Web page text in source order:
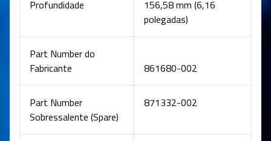
Profundidade
156,58 mm (6,16
polegadas)
Part Number do
Fabricante
861680-002
Part Number
Sobressalente (Spare)
871332-002